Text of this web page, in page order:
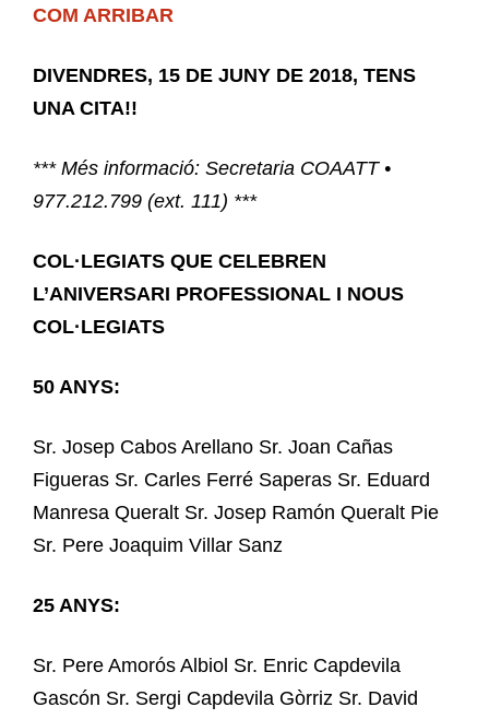
COM ARRIBAR
DIVENDRES, 15 DE JUNY DE 2018, TENS
UNA CITA!!
*** Més informació: Secretaria COAATT •
977.212.799 (ext. 111) ***
COL·LEGIATS QUE CELEBREN
L’ANIVERSARI PROFESSIONAL I NOUS
COL·LEGIATS
50 ANYS:
Sr. Josep Cabos Arellano Sr. Joan Cañas
Figueras Sr. Carles Ferré Saperas Sr. Eduard
Manresa Queralt Sr. Josep Ramón Queralt Pie
Sr. Pere Joaquim Villar Sanz
25 ANYS:
Sr. Pere Amorós Albiol Sr. Enric Capdevila
Gascón Sr. Sergi Capdevila Gòrriz Sr. David